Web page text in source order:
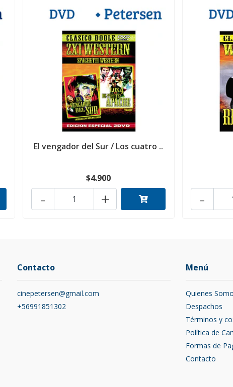
El vengador del Sur / Los cuatro ..
$4.900
+
- -
Contacto
cinepetersen@gmail.com
+56991851302
Menú
Quienes
Despachos
Términos y
Política de
Formas de
Contacto